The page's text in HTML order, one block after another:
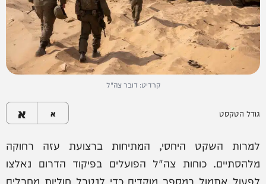
קרדיט: דובר צה"ל
גודל הטקסט א א
למרות השקט היחסי, המתיחות ברצועת עזה רחוקה
מלהסתיים. כוחות צה"ל הפועלים בפיקוד הדרום נאלצו
לפעול אתמול במספר מוקדים כדי לנטרל חוליות מחבלים